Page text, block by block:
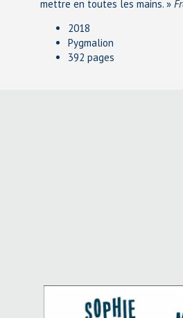
mettre en toutes les mains. »
2018
Pygmalion
392 pages